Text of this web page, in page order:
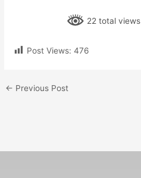
22 total views
Post Views: 476
← Previous Post